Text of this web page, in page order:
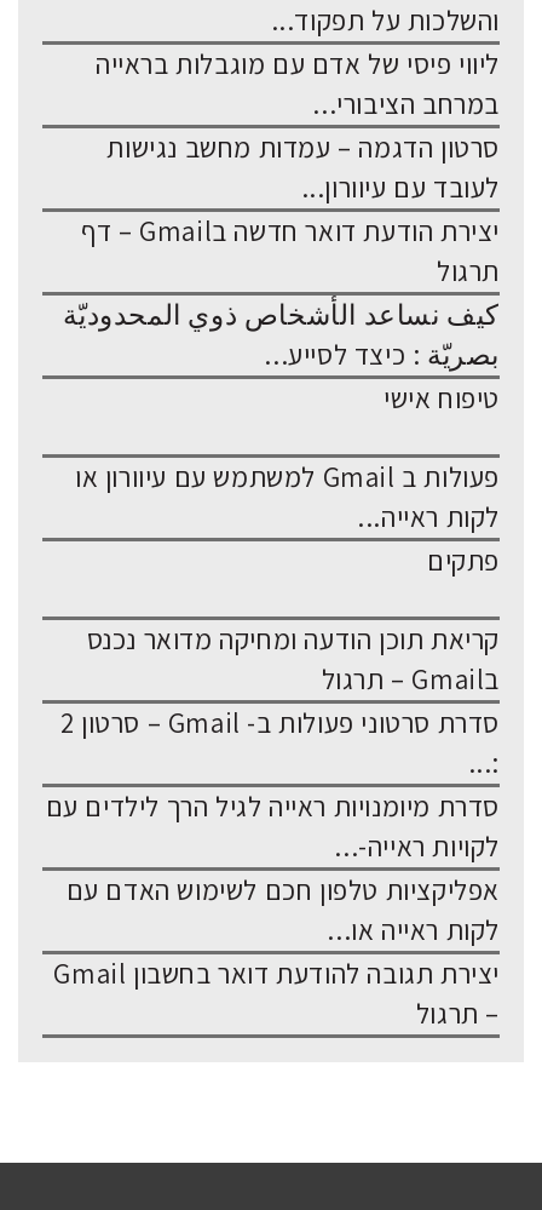
והשלכות על תפקוד...
ליווי פיסי של אדם עם מוגבלות בראייה
במרחב הציבורי...
סרטון הדגמה – עמדות מחשב נגישות
לעובד עם עיוורון...
יצירת הודעת דואר חדשה בGmail – דף
תרגול
كيف نساعد الأشخاص ذوي المحدوديّة
بصريّة : כיצד לסייע...
טיפוח אישי
פעולות ב Gmail למשתמש עם עיוורון או
לקות ראייה...
פתקים
קריאת תוכן הודעה ומחיקה מדואר נכנס
בGmail – תרגול
סדרת סרטוני פעולות ב- Gmail – סרטון 2
:...
סדרת מיומנויות ראייה לגיל הרך לילדים עם
לקויות ראייה-...
אפליקציות טלפון חכם לשימוש האדם עם
לקות ראייה או...
יצירת תגובה להודעת דואר בחשבון Gmail
– תרגול